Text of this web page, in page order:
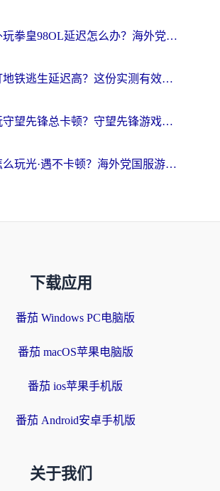
在国外玩拳皇98OL延迟怎么办？海外党亲测有效的低延迟指南
国外打地铁逃生延迟高？这份实测有效的低延迟指南帮你吃鸡
海外玩守望先锋总卡顿？守望先锋游戏加速器在哪里买&避坑指南（附欧洲非洲游戏实测）
台湾怎么玩光·遇不卡顿？海外党国服游戏加速终极攻略（附实测体验）
下载应用
番茄 Windows PC电脑版
番茄 macOS苹果电脑版
番茄 ios苹果手机版
番茄 Android安卓手机版
关于我们